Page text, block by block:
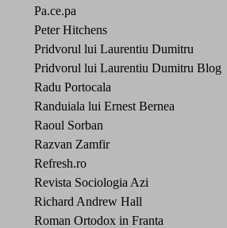
Pa.ce.pa
Peter Hitchens
Pridvorul lui Laurentiu Dumitru
Pridvorul lui Laurentiu Dumitru Blog
Radu Portocala
Randuiala lui Ernest Bernea
Raoul Sorban
Razvan Zamfir
Refresh.ro
Revista Sociologia Azi
Richard Andrew Hall
Roman Ortodox in Franta